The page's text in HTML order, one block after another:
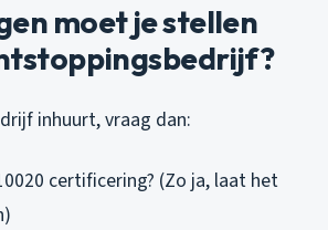
moet je stellen
inhuurt, vraag dan:
certificering? (Zo ja, laat het